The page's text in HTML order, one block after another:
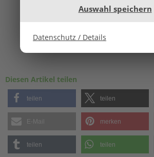
Auswahl speichern
Datenschutz / Details
Diesen Artikel teilen
teilen teilen
E-Mail merken
teilen teilen